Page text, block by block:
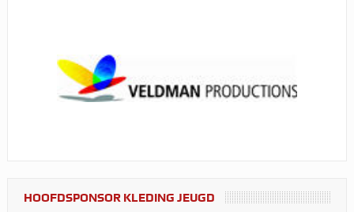
HOOFDSPONSOR KLEDING JEUGD